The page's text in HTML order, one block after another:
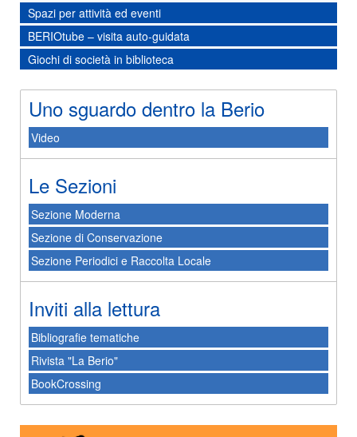
Spazi per attività ed eventi
BERIOtube – visita auto-guidata
Giochi di società in biblioteca
Uno sguardo dentro la Berio
Video
Le Sezioni
Sezione Moderna
Sezione di Conservazione
Sezione Periodici e Raccolta Locale
Inviti alla lettura
Bibliografie tematiche
Rivista "La Berio"
BookCrossing